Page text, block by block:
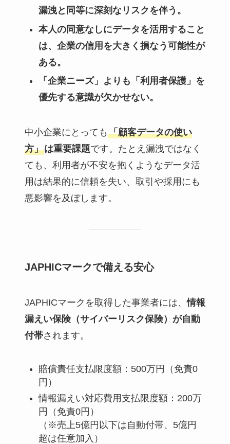
漏洩と同等に深刻なリスクを伴う。
本人の同意なしにデータを活用すること
は、企業の信用を大きく損なう可能性が
ある。
「企業ニーズ」よりも「利用者保護」を
優先する意識が欠かせない。
中小企業にとっても 「顧客データの使い
方」は重要課題です。たとえ漏洩ではなく
ても、利用者が不安を抱くようなデータ活
用は結果的に信頼を失い、取引や採用にも
悪影響を及ぼします。
JAPHICマークで備える安心
JAPHICマークを取得した事業者には、情報
漏えい保険（サイバーリスク保険）が自動
付帯されます。
賠償責任支払限度額：500万円（免責0
円）
情報漏えい対応費用支払限度額：200万
円（免責0円）
（※売上5億円以下は自動付帯、5億円
超は任意加入）